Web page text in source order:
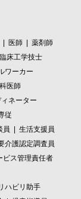
医師
薬剤師
臨床工学技士
ワーカー
医師
ネーター
従
員
生活支援員
介護認定調査員
ビス管理責任者
ハビリ助手